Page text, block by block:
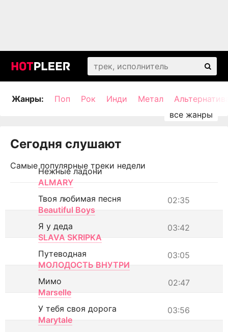
Жанры: Поп Рок Инди Метал
Сегодня слушают
Самые популярные треки недели
Нежные ладони
ALMARY
02:35
Твоя любимая песня
Beautiful Boys
03:42
Я у деда
SLAVA SKRIPKA
03:05
Путеводная
МОЛОДОСТЬ ВНУТРИ
02:47
Мимо
Marselle
03:56
У тебя своя дорога
Marytale